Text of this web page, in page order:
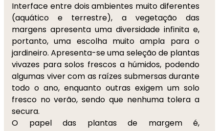
Interface entre dois ambientes muito diferentes
(aquático e terrestre), a vegetação das
margens apresenta uma diversidade infinita e,
portanto, uma escolha muito ampla para o
jardineiro. Apresenta-se uma seleção de plantas
vivazes para solos frescos a húmidos, podendo
algumas viver com as raízes submersas durante
todo o ano, enquanto outras exigem um solo
fresco no verão, sendo que nenhuma tolera a
secura.
O papel das plantas de margem é,